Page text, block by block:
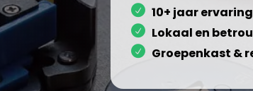
10+ jaar ervaring
Lokaal en
Groepenkast &